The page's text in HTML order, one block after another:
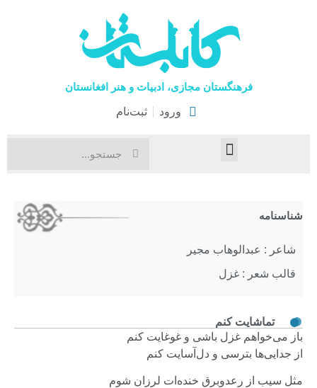
فرهنگستان مجازی، ادبیات و هنر افغانستان
ورود ثبت‌نام
تماشایت کنم
باز می‌خواهم غزل باشی و غوغایت کنم
از جدایی‌ها بترسی و دل‌آسایت کنم
مثل سیب از رعدوبرق خنده‌ات لرزان شوم
شناسنامه
شاعر : عبدالوهاب مجیر
قالب شعر : غزل